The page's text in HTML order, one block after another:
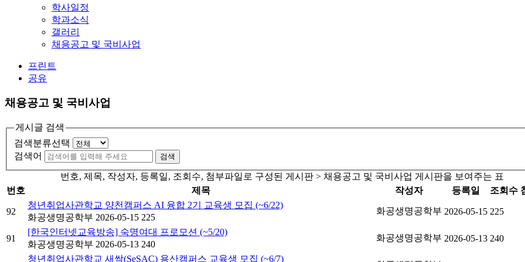
학사일정
학과소식
갤러리
채용공고 및 국비사업
프린트
공유
채용공고 및 국비사업
게시글 검색
검색분류선택
검색어
검색
번호, 제목, 작성자, 등록일, 조회수, 첨부파일로 구성된 게시판 > 채용공고 및 국비사업 게시판을 보여주는 표
번호
제목 작성자 등록일 조회수
92
청년취업사관학교 양천캠퍼스 AI 융합 2기 교육생 모집 (~6/22)
화공생명공학부 2026-05-15 225
화공생명공학부 2026-05-15 225
91
[한국인터넷교육방송] 숙명여대 프로모션 (~5/20)
화공생명공학부 2026-05-13 240
화공생명공학부 2026-05-13 240
청년취업사관학교 새싹(SeSAC) 용산캠퍼스 교육생 모집 (~6/7)